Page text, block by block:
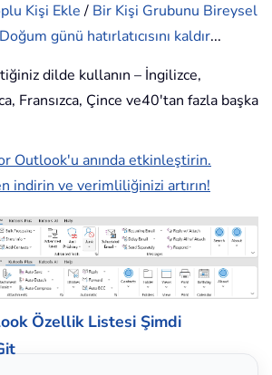
Kişi Ekle/ Bir Kişi Grubunu Bireysel
Doğum günü hatırlatıcısını kaldır...
dilde kullanın – İngilizce,
Fransızca, Çince ve40'tan fazla başka
Outlook'u anında etkinleştirin.
indirin ve verimliliğinizi artırın!
Özellik Listesi Şimdi